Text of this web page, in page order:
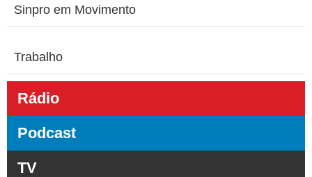
Sinpro em Movimento
Trabalho
Rádio
Podcast
TV